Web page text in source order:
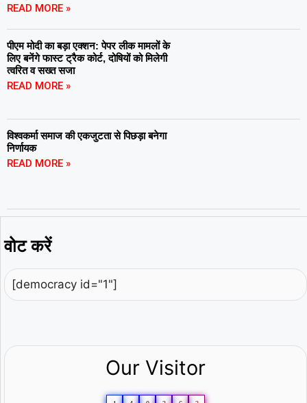
READ MORE »
पीएम मोदी का बड़ा एक्शन: पेपर लीक मामलों के
लिए बनेंगे फास्ट ट्रैक कोर्ट, दोषियों को मिलेगी
त्वरित व सख्त सजा
READ MORE »
विश्वकर्मा समाज की एकजुटता से पिछड़ा बनेगा
निर्णायक
READ MORE »
वोट करें
[democracy id="1"]
Our Visitor